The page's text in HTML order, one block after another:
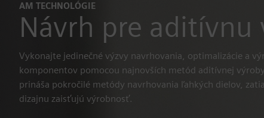
AM TECHNOLÓGIE
Návrh pre aditívnu
Vykonajte jedinečné výzvy navrhovania, optimalizácie a
komponentov pomocou najnovších metód aditívnej
prináša pokročilé metódy navrhovania ľahkých dielov,
dizajnu zaisťujú výrobnosť.